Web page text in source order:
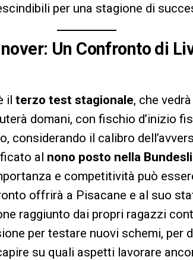
per una stagione di
Un Confronto di
il terzo test stagionale, che
domani, con fischio d’inizio
considerando il calibro
al nono posto nella
e competitività può
offrirà a Pisacane e al suo
raggiunto dai propri ragazzi
per testare nuovi schemi, per
su quali aspetti lavorare